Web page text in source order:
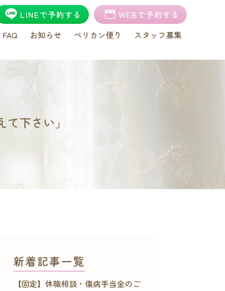
LINEで予約する
WEBで予約する
FAQ お知らせ ペリカン便り スタッフ募集
下さい」
新着記事一覧
【固定】休職相談・傷病手当金のご